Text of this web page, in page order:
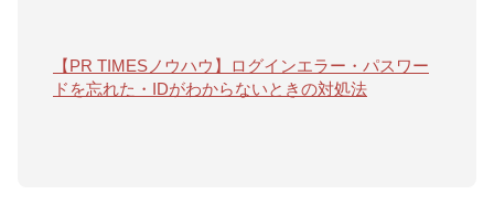
【PR TIMESノウハウ】ログインエラー・パスワー
ドを忘れた・IDがわからないときの対処法